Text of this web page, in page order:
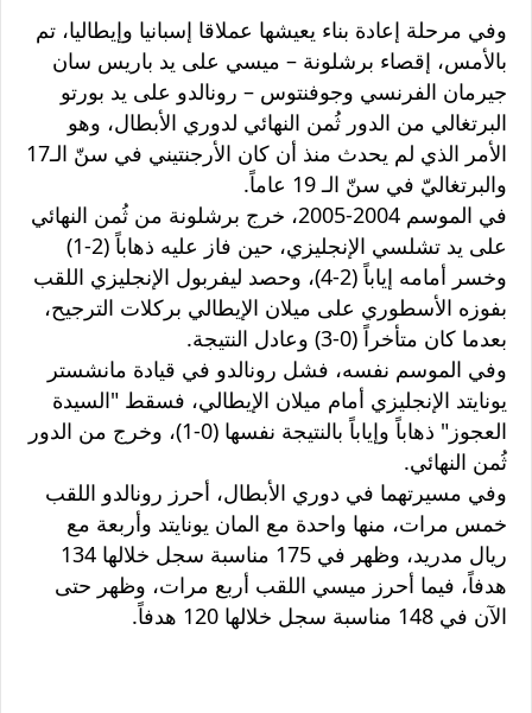
وفي مرحلة إعادة بناء يعيشها عملاقا إسبانيا وإيطاليا، تم
بالأمس، إقصاء برشلونة – ميسي على يد باريس سان
جيرمان الفرنسي وجوفنتوس – رونالدو على يد بورتو
البرتغالي من الدور ثُمن النهائي لدوري الأبطال، وهو
الأمر الذي لم يحدث منذ أن كان الأرجنتيني في سنّ الـ17
والبرتغاليّ في سنّ الـ 19 عاماً.
في الموسم 2004-2005، خرج برشلونة من ثُمن النهائي
على يد تشلسي الإنجليزي، حين فاز عليه ذهاباً (2-1)
وخسر أمامه إياباً (2-4)، وحصد ليفربول الإنجليزي اللقب
بفوزه الأسطوري على ميلان الإيطالي بركلات الترجيح،
بعدما كان متأخراً (0-3) وعادل النتيجة.
وفي الموسم نفسه، فشل رونالدو في قيادة مانشستر
يونايتد الإنجليزي أمام ميلان الإيطالي، فسقط "السيدة
العجوز" ذهاباً وإياباً بالنتيجة نفسها (0-1)، وخرج من الدور
ثُمن النهائي.
وفي مسيرتهما في دوري الأبطال، أحرز رونالدو اللقب
خمس مرات، منها واحدة مع المان يونايتد وأربعة مع
ريال مدريد، وظهر في 175 مناسبة سجل خلالها 134
هدفاً، فيما أحرز ميسي اللقب أربع مرات، وظهر حتى
الآن في 148 مناسبة سجل خلالها 120 هدفاً.